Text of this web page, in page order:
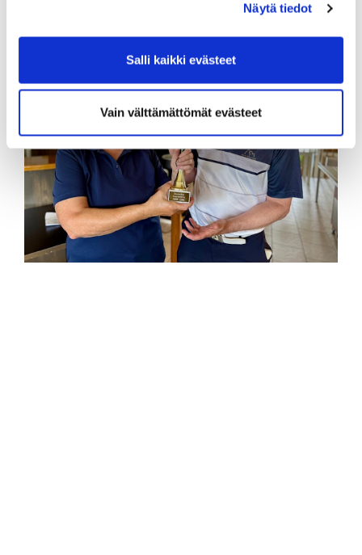
Näytä tiedot
Salli kaikki evästeet
Vain välttämättömät evästeet